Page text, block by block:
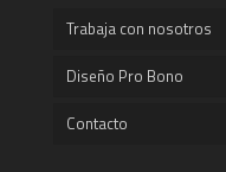
Trabaja con nosotros
Diseño Pro Bono
Contacto